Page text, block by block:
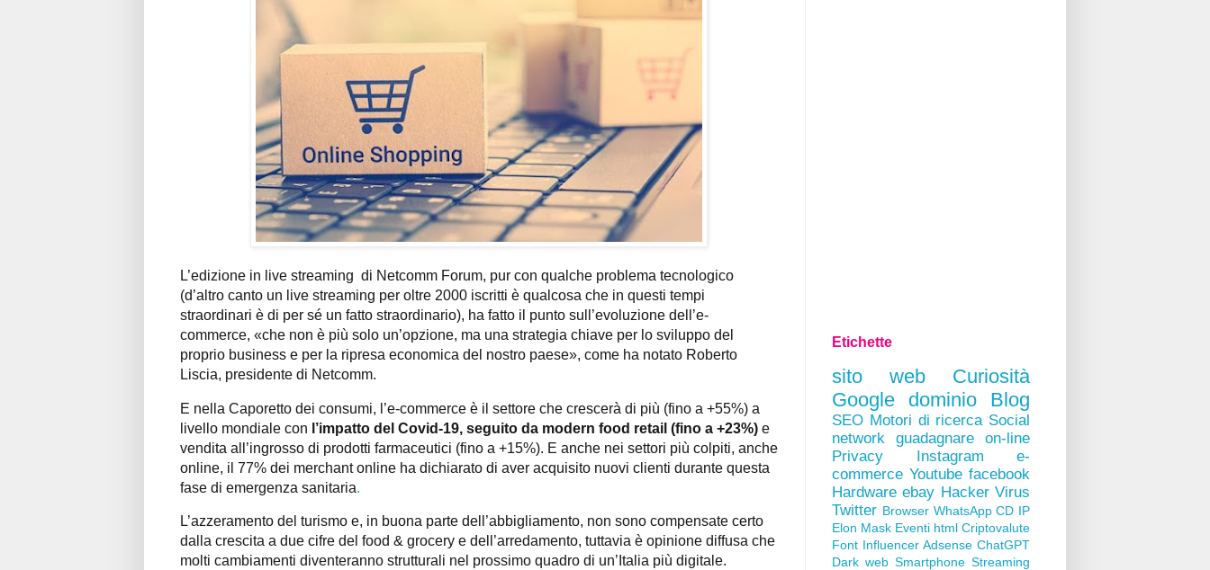
L’edizione in live streaming di Netcomm Forum, pur con qualche problema tecnologico
(d’altro canto un live streaming per oltre 2000 iscritti è qualcosa che in questi tempi
straordinari è di per sé un fatto straordinario), ha fatto il punto sull’evoluzione dell’e-
commerce, «che non è più solo un’opzione, ma una strategia chiave per lo sviluppo del
proprio business e per la ripresa economica del nostro paese», come ha notato Roberto
Liscia, presidente di Netcomm.
E nella Caporetto dei consumi, l’e-commerce è il settore che crescerà di più (fino a +55%) a
livello mondiale con l’impatto del Covid-19, seguito da modern food retail (fino a +23%) e
vendita all’ingrosso di prodotti farmaceutici (fino a +15%). E anche nei settori più colpiti, anche
online, il 77% dei merchant online ha dichiarato di aver acquisito nuovi clienti durante questa
fase di emergenza sanitaria.
L’azzeramento del turismo e, in buona parte dell’abbigliamento, non sono compensate certo
dalla crescita a due cifre del food & grocery e dell’arredamento, tuttavia è opinione diffusa che
molti cambiamenti diventeranno strutturali nel prossimo quadro di un’Italia più digitale.
Etichette
sito web
Curiosità
Google
dominio Blog
SEO Motori di ricerca Social
network
guadagnare on-line
Privacy
Instagram
e-
commerce Youtube facebook
Hardware ebay Hacker Virus
Twitter Browser WhatsApp CD IP
Elon Mask Eventi html Criptovalute
Font Influencer Adsense ChatGPT
Dark web Smartphone Streaming